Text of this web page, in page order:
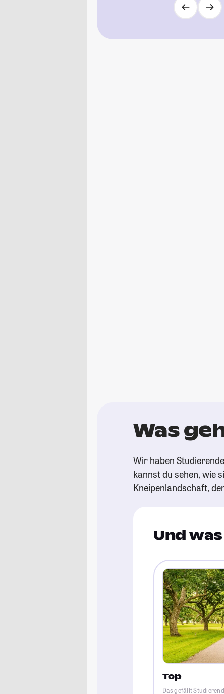
Was
Wir haben
kannst du sehen, wie
Kneipenlandschaft,
Und
Top
Das gefällt